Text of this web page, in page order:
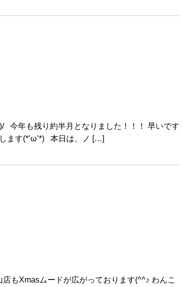
今年も残り約半月となりました！！！ 早いです
ます(*’ω’*) 本日は、ノ […]
もXmasムードが広がっております(^^♪ わんこ